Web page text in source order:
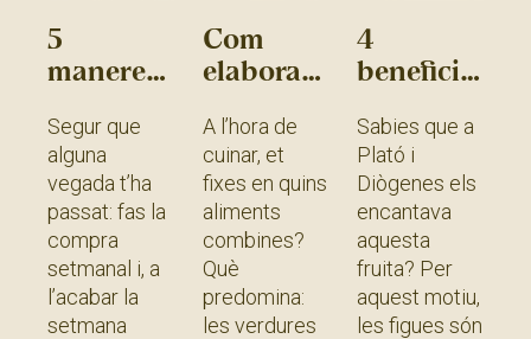
5
maneres
el
malbaratament
alimentari
Segur que
alguna
vegada t’ha
passat: fas la
compra
setmanal i, a
l’acabar la
setmana
Com
elaborar
saludable?
A l’hora de
cuinar, et
fixes en quins
aliments
combines?
Què
predomina:
les verdures
4
beneficis
figues, la
fruita
dels
filòsofs
Sabies que a
Plató i
Diògenes els
encantava
aquesta
fruita? Per
aquest motiu,
les figues són